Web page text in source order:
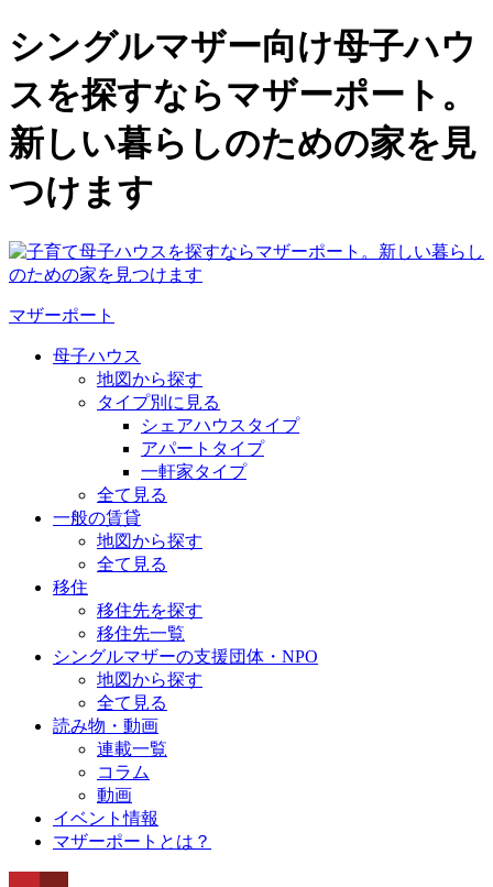
シングルマザー向け母子ハウ
スを探すならマザーポート。
新しい暮らしのための家を見
つけます
マザーポート
母子ハウス
地図から探す
タイプ別に見る
シェアハウスタイプ
アパートタイプ
一軒家タイプ
全て見る
一般の賃貸
地図から探す
全て見る
移住
移住先を探す
移住先一覧
シングルマザーの支援団体・NPO
地図から探す
全て見る
読み物・動画
連載一覧
コラム
動画
イベント情報
マザーポートとは？